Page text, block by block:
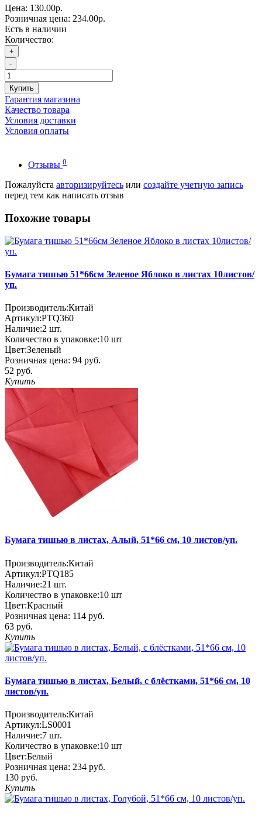
Цена: 130.00р.
Розничная цена: 234.00р.
Есть в наличии
Количество:
+
-
Купить
Гарантия магазина
Качество товара
Условия доставки
Условия оплаты
Отзывы 0
Пожалуйста авторизируйтесь или создайте учетную запись
перед тем как написать отзыв
Похожие товары
Бумага тишью 51*66см Зеленое Яблоко в листах 10листов/
уп.
Производитель:Китай
Артикул:PTQ360
Наличие:2 шт.
Количество в упаковке:10 шт
Цвет:Зеленый
Розничная цена: 94 руб.
52 руб.
Купить
Бумага тишью в листах, Алый, 51*66 см, 10 листов/уп.
Производитель:Китай
Артикул:PTQ185
Наличие:21 шт.
Количество в упаковке:10 шт
Цвет:Красный
Розничная цена: 114 руб.
63 руб.
Купить
Бумага тишью в листах, Белый, с блёстками, 51*66 см, 10
листов/уп.
Производитель:Китай
Артикул:LS0001
Наличие:7 шт.
Количество в упаковке:10 шт
Цвет:Белый
Розничная цена: 234 руб.
130 руб.
Купить